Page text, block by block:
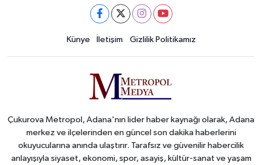
Künye İletişim Gizlilik Politikamız
Çukurova Metropol, Adana'nın lider haber kaynağı olarak, Adana
merkez ve ilçelerinden en güncel son dakika haberlerini
okuyucularına anında ulaştırır. Tarafsız ve güvenilir habercilik
anlayışıyla siyaset, ekonomi, spor, asayiş, kültür-sanat ve yaşam